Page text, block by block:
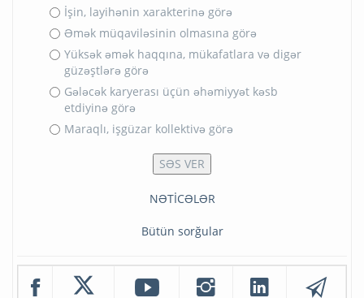
İşin, layihənin xarakterinə görə
Əmək müqaviləsinin olmasına görə
Yüksək əmək haqqına, mükafatlara və digər
güzəştlərə görə
Gələcək karyerası üçün əhəmiyyət kəsb
etdiyinə görə
Maraqlı, işgüzar kollektivə görə
NƏTİCƏLƏR
Bütün sorğular